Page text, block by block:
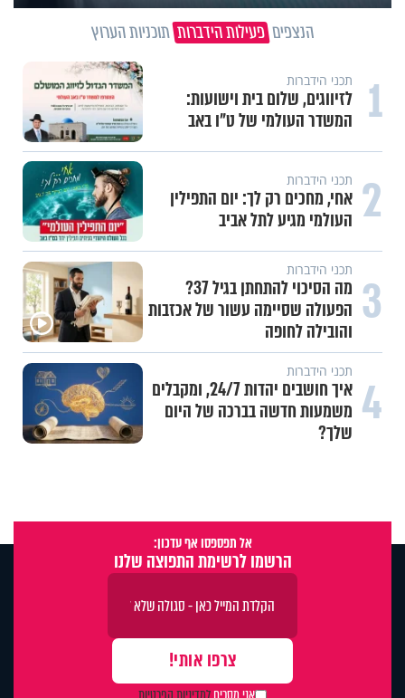
הנצפים פעילות הידברות תוכניות הערוץ
1 תכני הידברות
לזיווגים, שלום בית וישועות:
המשדר העולמי של ט"ו באב
2 תכני הידברות
אחי, מחכים רק לך: יום התפילין
העולמי מגיע לתל אביב
3 תכני הידברות
מה הסיכוי להתחתן בגיל 37?
הפעולה שסיימה עשור של אכזבות
והובילה לחופה
4 תכני הידברות
איך חושבים יהדות 24/7, ומקבלים
משמעות חדשה בברכה של היום
שלך?
אל תפספסו אף עדכון:
הרשמו לרשימת התפוצה שלנו